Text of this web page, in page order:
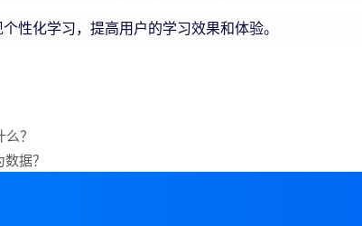
化学习，提高用户的学习效果和体验。
？
据？